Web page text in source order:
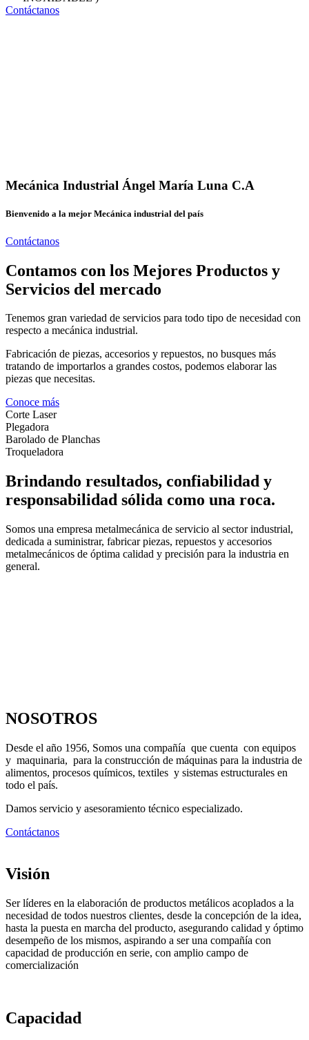
Contáctanos
Mecánica Industrial Ángel María Luna C.A
Bienvenido a la mejor Mecánica industrial del país
Contáctanos
Contamos con los Mejores Productos y
Servicios del mercado
Tenemos gran variedad de servicios para todo tipo de necesidad con
respecto a mecánica industrial.
Fabricación de piezas, accesorios y repuestos, no busques más
tratando de importarlos a grandes costos, podemos elaborar las
piezas que necesitas.
Conoce más
Corte Laser
Plegadora
Barolado de Planchas
Troqueladora
Brindando resultados, confiabilidad y
responsabilidad sólida como una roca.
Somos una empresa metalmecánica de servicio al sector industrial,
dedicada a suministrar, fabricar piezas, repuestos y accesorios
metalmecánicos de óptima calidad y precisión para la industria en
general.
NOSOTROS
Desde el año 1956, Somos una compañía que cuenta con equipos
y maquinaria, para la construcción de máquinas para la industria de
alimentos, procesos químicos, textiles y sistemas estructurales en
todo el país.
Damos servicio y asesoramiento técnico especializado.
Contáctanos
Visión
Ser líderes en la elaboración de productos metálicos acoplados a la
necesidad de todos nuestros clientes, desde la concepción de la idea,
hasta la puesta en marcha del producto, asegurando calidad y óptimo
desempeño de los mismos, aspirando a ser una compañía con
capacidad de producción en serie, con amplio campo de
comercialización
Capacidad